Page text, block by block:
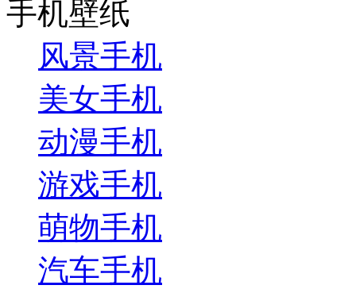
手机壁纸
风景手机
美女手机
动漫手机
游戏手机
萌物手机
汽车手机